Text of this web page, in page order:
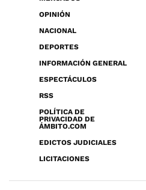
OPINIÓN
NACIONAL
DEPORTES
INFORMACIÓN GENERAL
ESPECTÁCULOS
RSS
POLÍTICA DE
PRIVACIDAD DE
ÁMBITO.COM
EDICTOS JUDICIALES
LICITACIONES